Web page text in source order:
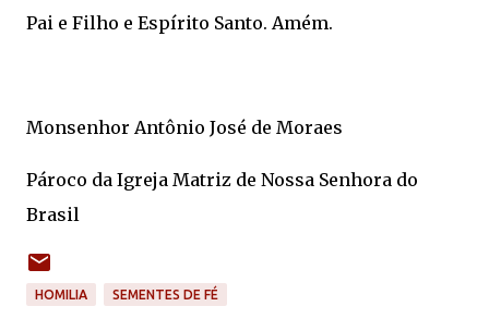
Pai e Filho e Espírito Santo. Amém.
Monsenhor Antônio José de Moraes
Pároco da Igreja Matriz de Nossa Senhora do
Brasil
HOMILIA SEMENTES DE FÉ